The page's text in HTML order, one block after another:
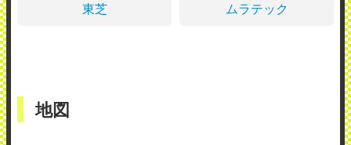
東芝 ムラテック
地図